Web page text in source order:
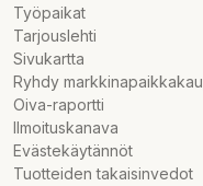
Työpaikat
Tarjouslehti
Sivukartta
Ryhdy
Oiva-raportti
Ilmoituskanava
Evästekäytännöt
Tuotteiden takaisinvedot